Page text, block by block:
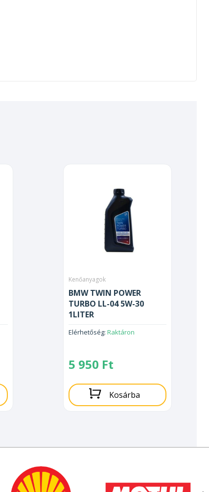
Kenőanyagok
BMW TWIN POWER
TURBO LL-04 5W-30
1LITER
Elérhetőség: Raktáron
5 950 Ft
Kosárba